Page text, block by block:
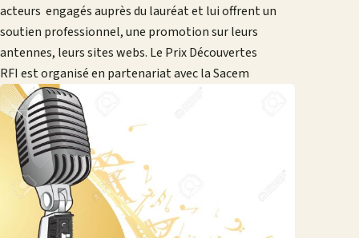
acteurs engagés auprès du lauréat et lui offrent un
soutien professionnel, une promotion sur leurs
antennes, leurs sites webs. Le Prix Découvertes
RFI est organisé en partenariat avec la Sacem